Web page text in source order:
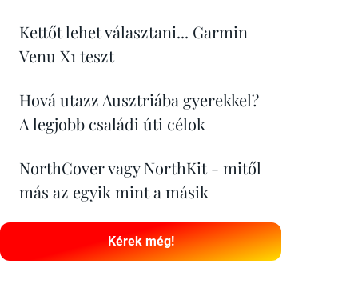
Kettőt lehet választani... Garmin
Venu X1 teszt
Hová utazz Ausztriába gyerekkel?
A legjobb családi úti célok
NorthCover vagy NorthKit - mitől
más az egyik mint a másik
Kérek még!